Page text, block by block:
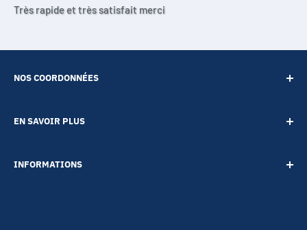
Très rapide et très satisfait merci
NOS COORDONNÉES
EN SAVOIR PLUS
A propos
INFORMATIONS